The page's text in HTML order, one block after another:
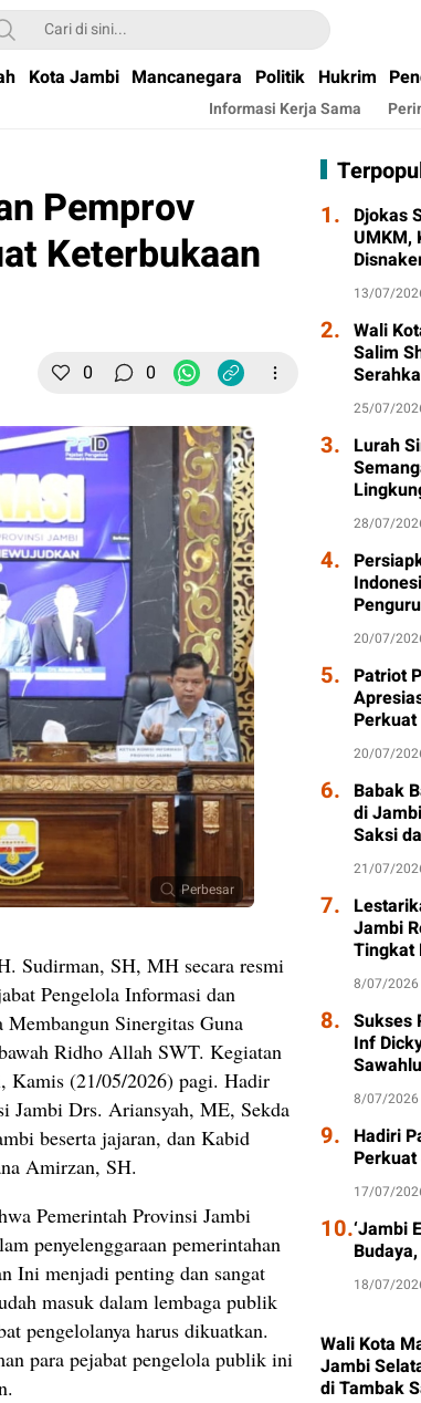
Kota Jambi Mancanegara Politik Hukrim
Informasi Kerja Sama
Pemprov
Keterbukaan
0 0
Perbesar
Sudirman, SH, MH secara resmi
Pengelola Informasi dan
Sinergitas Guna
Ridho Allah SWT. Kegiatan
Kamis (21/05/2026) pagi. Hadir
Jambi Drs. Ariansyah, ME, Sekda
beserta jajaran, dan Kabid
Amirzan, SH.
Pemerintah Provinsi Jambi
penyelenggaraan pemerintahan
Ini menjadi penting dan sangat
masuk dalam lembaga publik
pengelolanya harus dikuatkan.
para pejabat pengelola publik ini
1. Djokas
UMKM,
Warga
13/07/
2. Wali
Salim
Tahap I
25/07/
3. Lurah
28/07/
4.
20/07/
5. Patriot
20/07/
6. Babak
di
Saksi
21/07/
7.
Jambi
Tingkat
8/07/2026
8. Sukses
Inf
8/07/2026
9. Hadiri
17/07/
10.‘Jambi
18/07/
Wali Kota
Jambi
di Tambak